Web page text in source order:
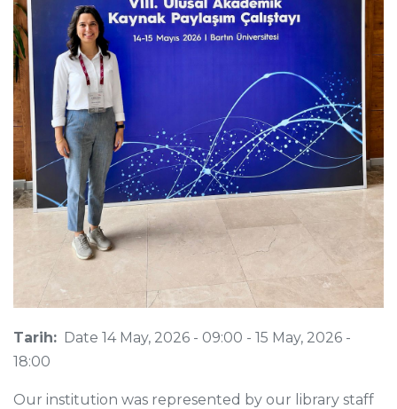
Tarih: Date 14 May, 2026 - 09:00 - 15 May, 2026 -
18:00
Our institution was represented by our library staff